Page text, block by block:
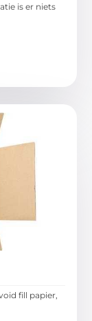
is er niets
fill papier,